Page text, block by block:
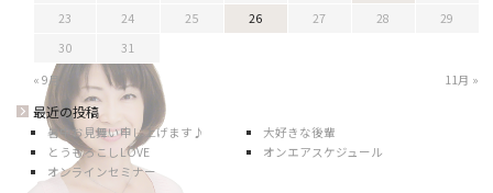
23
24 25 26 27 28
29
30
31
« 9月
11月 »
最近の投稿
暑中お見舞い申し上げます♪
大好きな後輩
とうもろこしLOVE
オンエアスケジュール
オンラインセミナー